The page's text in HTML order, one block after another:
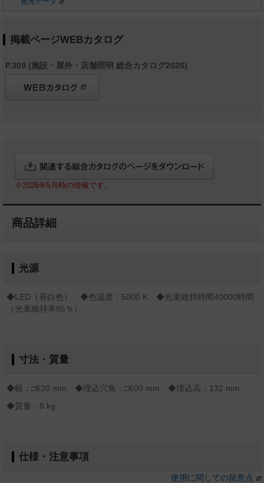
掲載ページWEBカタログ
P.309 (施設・屋外・店舗照明 総合カタログ2026)
※2026年5月時の情報です。
商品詳細
光源
◆LED（昼白色） ◆色温度：5000 K ◆光束維持時間40000時間
（光束維持率85％）
寸法・質量
◆幅：□620 mm ◆埋込穴角：□600 mm ◆埋込高：132 mm
◆質量：8 kg
仕様・注意事項
使用に関しての留意点